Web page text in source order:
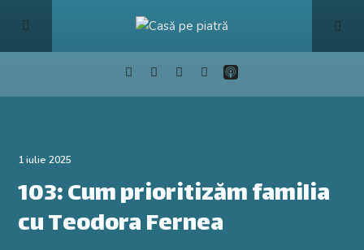
1 iulie 2025
103: Cum prioritizăm familia
cu Teodora Fernea